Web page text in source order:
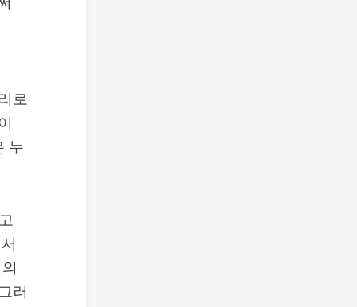
로
누
러